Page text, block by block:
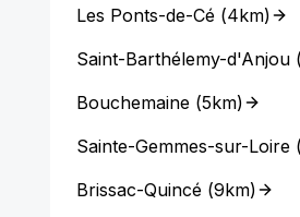
Les Ponts-de-Cé(4km)
Saint-Barthélemy-d'Anjou(
Bouchemaine(5km)
Sainte-Gemmes-sur-Loire(
Brissac-Quincé(9km)